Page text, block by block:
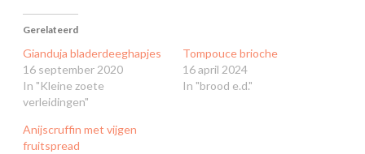
Gerelateerd
Gianduja bladerdeeghapjes
16 september 2020
In "Kleine zoete
verleidingen"
Tompouce brioche
16 april 2024
In "brood e.d."
Anijscruffin met vijgen
fruitspread